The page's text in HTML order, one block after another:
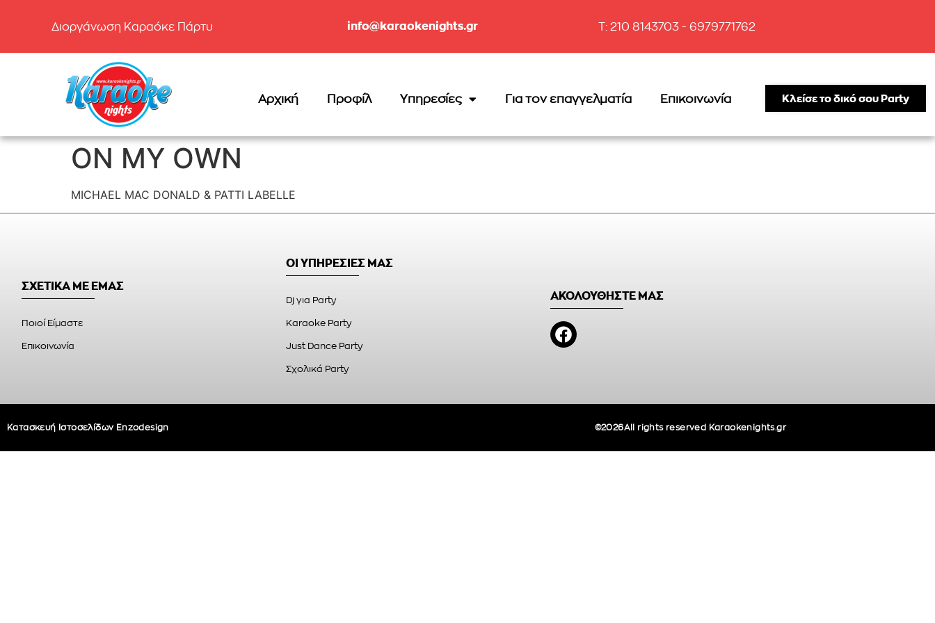
Διοργάνωση Καραόκε Πάρτυ info@karaokenights.gr T: 210 8143703 - 6979771762
Αρχική Προφίλ Υπηρεσίες Για τον επαγγελματία Επικοινωνία Κλείσε το δικό σου Party
ON MY OWN
MICHAEL MAC DONALD & PATTI LABELLE
ΣΧΕΤΙΚΑ ΜΕ ΕΜΑΣ
Ποιοί Είμαστε
Επικοινωνία
ΟΙ ΥΠΗΡΕΣΙΕΣ ΜΑΣ
Dj για Party
Karaoke Party
Just Dance Party
Σχολικά Party
ΑΚΟΛΟΥΘΗΣΤΕ ΜΑΣ
Κατασκευή Ιστοσελίδων Enzodesign ©2026All rights reserved Karaokenights.gr